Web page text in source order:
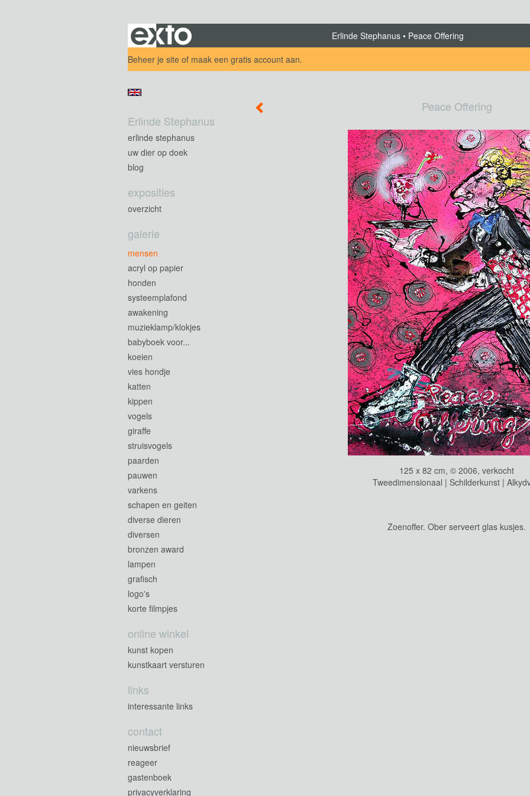
Erlinde Stephanus
Peace Offering
Beheer je site of maak een gratis account aan.
Peace Offering
125 x 82 cm, © 2006, verkocht
Tweedimensionaal | Schilderkunst |
Zoenoffer. Ober serveert glas kusjes.
Erlinde Stephanus
erlinde stephanus
uw dier op doek
blog
exposities
overzicht
galerie
mensen
acryl op papier
honden
systeemplafond
awakening
muzieklamp/klokjes
babyboek voor...
koeien
vies hondje
katten
kippen
vogels
giraffe
struisvogels
paarden
pauwen
varkens
schapen en geiten
diverse dieren
diversen
bronzen award
lampen
grafisch
logo's
korte filmpjes
online winkel
kunst kopen
kunstkaart versturen
links
interessante links
contact
nieuwsbrief
reageer
gastenboek
privacyverklaring